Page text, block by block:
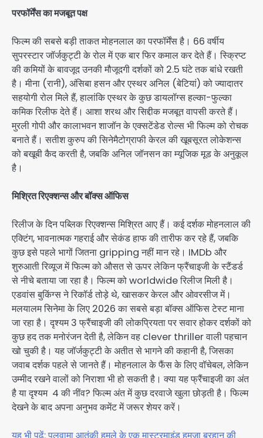
परफॉर्मेंस का मजबूत पक्ष
फिल्म की सबसे बड़ी ताकत मोहनलाल का परफॉर्मेंस है। 66 वर्षीय
सुपरस्टार जॉर्जकुट्टी के रोल में एक बार फिर कमाल कर देते हैं। स्क्रिप्ट
की कमियों के बावजूद उनकी मौजूदगी दर्शकों को 2.5 घंटे तक बांधे रखती
है। मीना (रानी), अंसिबा हसन और एस्थर अनिल (बेटियां) को ज्यादातर
सहयोगी रोल मिले हैं, हालांकि एस्थर के कुछ डायलॉग्स हल्का-फुल्का
कमिक रिलीफ देते हैं। आशा शरथ और सिद्दीक मजबूत वापसी करते हैं।
मुरली गोपी और कालाभवन शाजॉन के एक्सटेंडेड रोल्स भी फिल्म को रोचक
बनाते हैं। सतीश कुरुप की सिनेमैटोग्राफी केरल की खूबसूरत लोकेशन्स
को बखूबी कैद करती है, जबकि अनिल जॉनसन का म्यूजिक मूड के अनुकूल
है।
मिश्रित रिएक्शन्स और बॉक्स ऑफिस
रिलीज के दिन पब्लिक रिएक्शन्स मिश्रित आए हैं। कई दर्शक मोहनलाल की
एक्टिंग, भावनात्मक गहराई और सेकंड हाफ की तारीफ कर रहे हैं, जबकि
कुछ इसे पहले भागों जितना gripping नहीं मान रहे। IMDb और
शुरुआती रिव्यूज में फिल्म को औसत से ऊपर लेकिन फ्रैंचाइजी के स्टैंडर्ड
से नीचे बताया जा रहा है। फिल्म को worldwide रिलीज मिली है।
एडवांस बुकिंग्स ने रिकॉर्ड तोड़े थे, खासकर केरल और ओवरसीज में।
मलयालम सिनेमा के लिए 2026 का सबसे बड़ा बॉक्स ऑफिस टेस्ट माना
जा रहा है। दृश्यम 3 फ्रैंचाइजी की लोकप्रियता पर सवार होकर दर्शकों को
कुछ हद तक मनोरंजन देती है, लेकिन वह clever thriller वाली पहचान
खो चुकी है। यह जॉर्जकुट्टी के अतीत से भागने की कहानी है, जिसका
जवाब दर्शक पहले से जानते हैं। मोहनलाल के फैंस के लिए वॉचेबल, लेकिन
उम्मीद रखने वालों को निराशा भी हो सकती है। क्या यह फ्रैंचाइजी का अंत
है या दृश्यम 4 की नींव? फिल्म अंत में कुछ दरवाजे खुला छोड़ती है। फिल्म
देखने के बाद अपना अनुभव कमेंट में जरूर शेयर करें।